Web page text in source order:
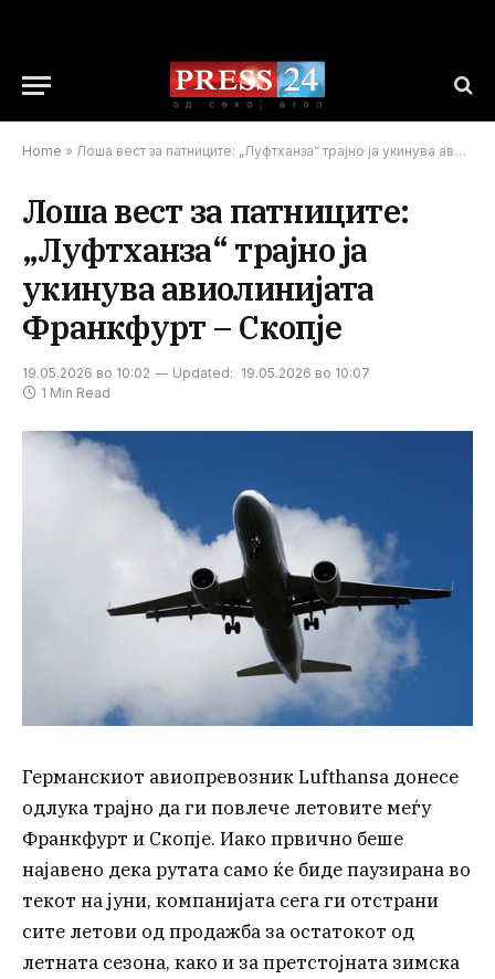
Home » Лоша вест за патниците: „Луфтханза“ трајно ја укинува авиолинијата Франкфурт – Скопје
Лоша вест за патниците:
„Луфтханза“ трајно ја
укинува авиолинијата
Франкфурт – Скопје
19.05.2026 во 10:02 Updated: 19.05.2026 во 10:07
1 Min Read
Германскиот авиопревозник Lufthansa донесе
одлука трајно да ги повлече летовите меѓу
Франкфурт и Скопје. Иако првично беше
најавено дека рутата само ќе биде паузирана во
текот на јуни, компанијата сега ги отстрани
сите летови од продажба за остатокот од
летната сезона, како и за претстојната зимска